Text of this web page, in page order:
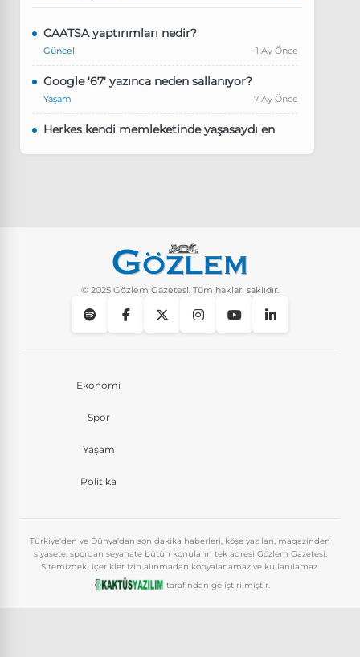
CAATSA yaptırımları nedir?
Güncel 1 Ay Önce
Google '67' yazınca neden sallanıyor?
Yaşam 7 Ay Önce
Herkes kendi memleketinde yaşasaydı en
Instagram’da keşfet nasıl temizlenir?
© 2025 Gözlem Gazetesi. Tüm hakları saklıdır.
Ekonomi
Spor
Yaşam
Politika
Türkiye'den ve Dünya'dan son dakika haberleri, köşe yazıları, magazinden
siyasete, spordan seyahate bütün konuların tek adresi Gözlem Gazetesi.
Sitemizdeki içerikler izin alınmadan kopyalanamaz ve kullanılamaz.
tarafından geliştirilmiştir.